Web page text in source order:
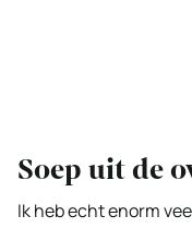
Soep uit de
Ik heb echt enorm